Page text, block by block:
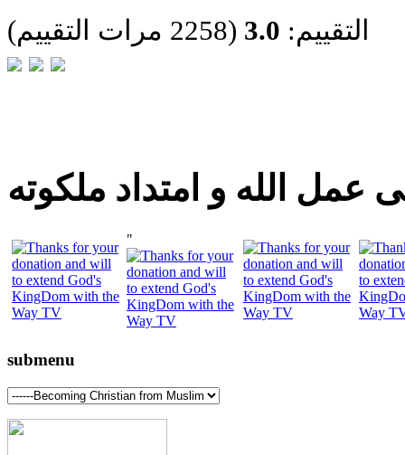
التقييم: 3.0 (2258 مرات التقييم)
عمل الله و امتداد ملكوته
"
submenu